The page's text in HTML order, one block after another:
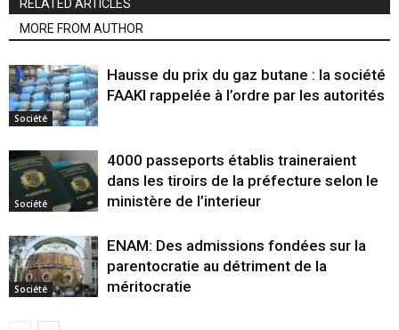
RELATED ARTICLES
MORE FROM AUTHOR
Société
Hausse du prix du gaz butane : la société
FAAKI rappelée à l’ordre par les autorités
Société
4000 passeports établis traineraient
dans les tiroirs de la préfecture selon le
ministère de l’interieur
Société
ENAM: Des admissions fondées sur la
parentocratie au détriment de la
méritocratie